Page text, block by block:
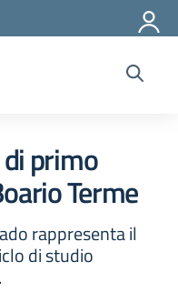
primo
Terme
rappresenta il
di studio